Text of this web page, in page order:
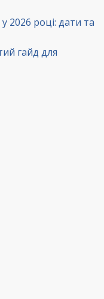
2026 році: дати та
гайд для